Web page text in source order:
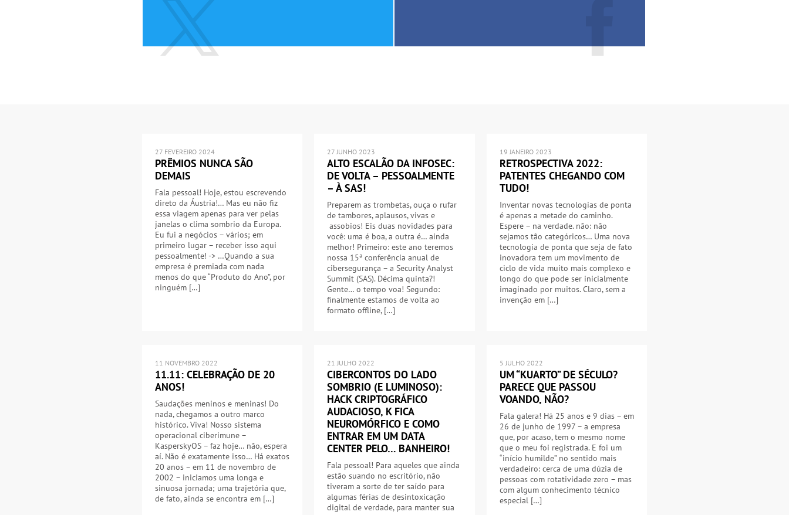
27 FEVEREIRO 2024
PRÊMIOS NUNCA SÃO
DEMAIS
Fala pessoal! Hoje, estou escrevendo
direto da Áustria!… Mas eu não fiz
essa viagem apenas para ver pelas
janelas o clima sombrio da Europa.
Eu fui a negócios – vários; em
primeiro lugar – receber isso aqui
pessoalmente! -> …Quando a sua
empresa é premiada com nada
menos do que “Produto do Ano”, por
ninguém […]
27 JUNHO 2023
ALTO ESCALÃO DA INFOSEC:
DE VOLTA – PESSOALMENTE
– À SAS!
Preparem as trombetas, ouça o rufar
de tambores, aplausos, vivas e
assobios! Eis duas novidades para
você: uma é boa, a outra é… ainda
melhor! Primeiro: este ano teremos
nossa 15ª conferência anual de
cibersegurança – a Security Analyst
Summit (SAS). Décima quinta?!
Gente… o tempo voa! Segundo:
finalmente estamos de volta ao
formato offline, […]
19 JANEIRO 2023
RETROSPECTIVA 2022:
PATENTES CHEGANDO COM
TUDO!
Inventar novas tecnologias de ponta
é apenas a metade do caminho.
Espere – na verdade. não: não
sejamos tão categóricos… Uma nova
tecnologia de ponta que seja de fato
inovadora tem um movimento de
ciclo de vida muito mais complexo e
longo do que pode ser inicialmente
imaginado por muitos. Claro, sem a
invenção em […]
11 NOVEMBRO 2022
11.11: CELEBRAÇÃO DE 20
ANOS!
Saudações meninos e meninas! Do
nada, chegamos a outro marco
histórico. Viva! Nosso sistema
operacional ciberimune –
KasperskyOS – faz hoje… não, espera
aí. Não é exatamente isso… Há exatos
20 anos – em 11 de novembro de
2002 – iniciamos uma longa e
sinuosa jornada; uma trajetória que,
de fato, ainda se encontra em […]
21 JULHO 2022
CIBERCONTOS DO LADO
SOMBRIO (E LUMINOSO):
HACK CRIPTOGRÁFICO
AUDACIOSO, K FICA
NEUROMÓRFICO E COMO
ENTRAR EM UM DATA
CENTER PELO… BANHEIRO!
Fala pessoal! Para aqueles que ainda
estão suando no escritório, não
tiveram a sorte de ter saído para
algumas férias de desintoxicação
digital de verdade, para manter sua
5 JULHO 2022
UM “KUARTO” DE SÉCULO?
PARECE QUE PASSOU
VOANDO, NÃO?
Fala galera! Há 25 anos e 9 dias – em
26 de junho de 1997 – a empresa
que, por acaso, tem o mesmo nome
que o meu foi registrada. E foi um
“início humilde” no sentido mais
verdadeiro: cerca de uma dúzia de
pessoas com rotatividade zero – mas
com algum conhecimento técnico
especial […]